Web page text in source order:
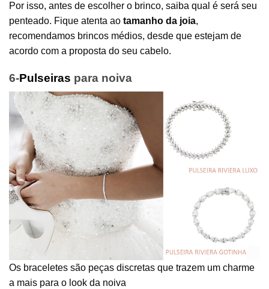
Por isso, antes de escolher o brinco, saiba qual é será seu
penteado. Fique atenta ao tamanho da joia,
recomendamos brincos médios, desde que estejam de
acordo com a proposta do seu cabelo.
6-Pulseiras para noiva
Os braceletes são peças discretas que trazem um charme
a mais para o look da noiva